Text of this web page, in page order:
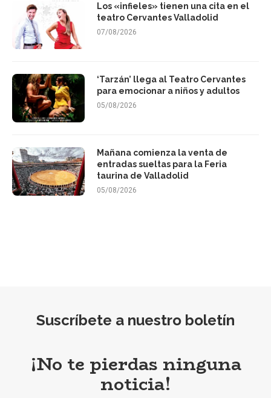
Los «infieles» tienen una cita en el
teatro Cervantes Valladolid
07/08/2026
‘Tarzán’ llega al Teatro Cervantes
para emocionar a niños y adultos
05/08/2026
Mañana comienza la venta de
entradas sueltas para la Feria
taurina de Valladolid
05/08/2026
Suscríbete a nuestro boletín
¡No te pierdas ninguna
noticia!